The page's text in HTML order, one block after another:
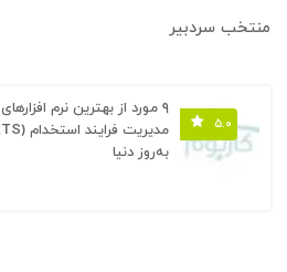
منتخب سردبیر
۵.۰
۹ مورد از بهترین نرم افزارهای
به‌روز دنیا